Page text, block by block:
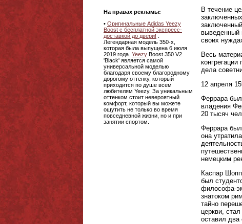
На правах рекламы:
• Оригинальные Adidas Yeezy
Boost с бесплатной экспресс-
доставкой до двери!
Легендарная модель 350-х,
которая была выпущена 6 июля
2019 года. Yeezy Boost 350 V2
'Black' является самой
универсальной моделью
благодаря своему благородному
дорогому оттенку, который
приходится по душе всем
любителям Yeezy. За уникальным
оттенком стоит невероятный
комфорт, который вы можете
ощутить не только во время
повседневной жизни, но и при
занятии спортом.
В течение
выведенный
своих
Весь
дела
12 апреля
Феррара
владения
20 тысяч
Феррара
она
немецким
Каспар
был
философа-
знатоком
тайно
церкви,
оставил два